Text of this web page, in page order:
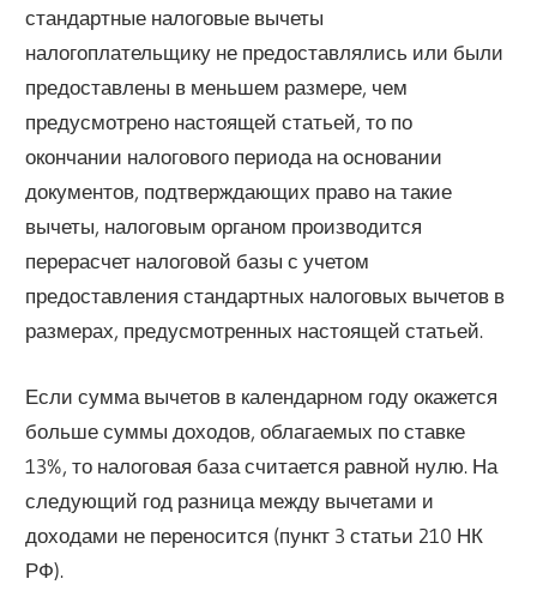
стандартные налоговые вычеты
налогоплательщику не предоставлялись или были
предоставлены в меньшем размере, чем
предусмотрено настоящей статьей, то по
окончании налогового периода на основании
документов, подтверждающих право на такие
вычеты, налоговым органом производится
перерасчет налоговой базы с учетом
предоставления стандартных налоговых вычетов в
размерах, предусмотренных настоящей статьей.
Если сумма вычетов в календарном году окажется
больше суммы доходов, облагаемых по ставке
13%, то налоговая база считается равной нулю. На
следующий год разница между вычетами и
доходами не переносится (пункт 3 статьи 210 НК
РФ).